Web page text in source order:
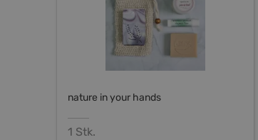
nature in your hands
1 Stk.